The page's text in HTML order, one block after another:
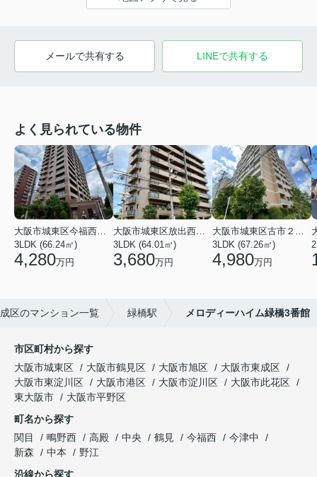
メールで共有する LINEで共有する
よく見られている物件
大阪市城東区今福西６丁目
3LDK (66.24㎡)
4,280万円
大阪市城東区放出西１丁目
3LDK (64.01㎡)
3,680万円
大阪市城東区古市２丁目
3LDK (67.26㎡)
4,980万円
区のマンション一覧 緑橋駅 メロディーハイム緑橋3番館
市区町村から探す
大阪市城東区
大阪市鶴見区 大阪市旭区
大阪市東成区
大阪市東淀川区
大阪市港区 大阪市淀川区
大阪市此花区
東大阪市
大阪市平野区
町名から探す
関目
鴫野西 高殿 中央 鶴見 今福西
今津中
新森
中本
野江
沿線から探す